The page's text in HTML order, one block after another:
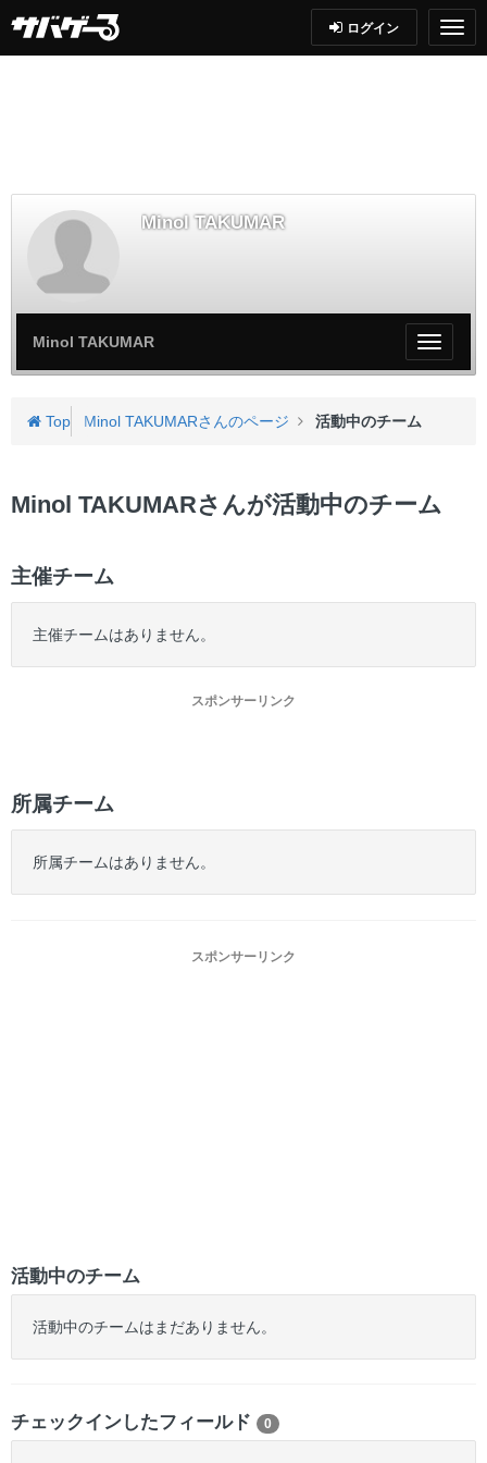
ログイン
Minol TAKUMAR
My
ペ
ー
Minol TAKUMAR
Top Minol TAKUMARさんのページ 活動中のチーム
Minol TAKUMARさんが活動中のチーム
主催チーム
主催チームはありません。
スポンサーリンク
所属チーム
所属チームはありません。
スポンサーリンク
活動中のチーム
活動中のチームはまだありません。
チェックインしたフィールド 0